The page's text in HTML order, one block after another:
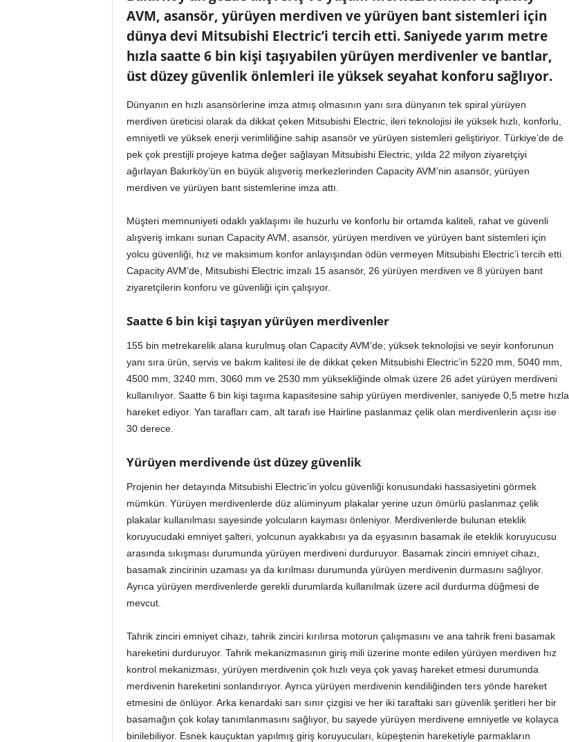
AVM, asansör, yürüyen merdiven ve yürüyen bant sistemleri için
dünya devi Mitsubishi Electric’i tercih etti. Saniyede yarım metre
hızla saatte 6 bin kişi taşıyabilen yürüyen merdivenler ve bantlar,
üst düzey güvenlik önlemleri ile yüksek seyahat konforu sağlıyor.
Dünyanın en hızlı asansörlerine imza atmış olmasının yanı sıra dünyanın tek spiral yürüyen
merdiven üreticisi olarak da dikkat çeken Mitsubishi Electric, ileri teknolojisi ile yüksek hızlı, konforlu,
emniyetli ve yüksek enerji verimliliğine sahip asansör ve yürüyen sistemleri geliştiriyor. Türkiye’de de
pek çok prestijli projeye katma değer sağlayan Mitsubishi Electric, yılda 22 milyon ziyaretçiyi
ağırlayan Bakırköy’ün en büyük alışveriş merkezlerinden Capacity AVM’nin asansör, yürüyen
merdiven ve yürüyen bant sistemlerine imza attı.
Müşteri memnuniyeti odaklı yaklaşımı ile huzurlu ve konforlu bir ortamda kaliteli, rahat ve güvenli
alışveriş imkanı sunan Capacity AVM, asansör, yürüyen merdiven ve yürüyen bant sistemleri için
yolcu güvenliği, hız ve maksimum konfor anlayışından ödün vermeyen Mitsubishi Electric’i tercih etti.
Capacity AVM’de, Mitsubishi Electric imzalı 15 asansör, 26 yürüyen merdiven ve 8 yürüyen bant
ziyaretçilerin konforu ve güvenliği için çalışıyor.
Saatte 6 bin kişi taşıyan yürüyen merdivenler
155 bin metrekarelik alana kurulmuş olan Capacity AVM’de; yüksek teknolojisi ve seyir konforunun
yanı sıra ürün, servis ve bakım kalitesi ile de dikkat çeken Mitsubishi Electric’in 5220 mm, 5040 mm,
4500 mm, 3240 mm, 3060 mm ve 2530 mm yüksekliğinde olmak üzere 26 adet yürüyen merdiveni
kullanılıyor. Saatte 6 bin kişi taşıma kapasitesine sahip yürüyen merdivenler, saniyede 0,5 metre hızla
hareket ediyor. Yan tarafları cam, alt tarafı ise Hairline paslanmaz çelik olan merdivenlerin açısı ise
30 derece.
Yürüyen merdivende üst düzey güvenlik
Projenin her detayında Mitsubishi Electric’in yolcu güvenliği konusundaki hassasiyetini görmek
mümkün. Yürüyen merdivenlerde düz alüminyum plakalar yerine uzun ömürlü paslanmaz çelik
plakalar kullanılması sayesinde yolcuların kayması önleniyor. Merdivenlerde bulunan eteklik
koruyucudaki emniyet şalteri, yolcunun ayakkabısı ya da eşyasının basamak ile eteklik koruyucusu
arasında sıkışması durumunda yürüyen merdiveni durduruyor. Basamak zinciri emniyet cihazı,
basamak zincirinin uzaması ya da kırılması durumunda yürüyen merdivenin durmasını sağlıyor.
Ayrıca yürüyen merdivenlerde gerekli durumlarda kullanılmak üzere acil durdurma düğmesi de
mevcut.
Tahrik zinciri emniyet cihazı, tahrik zinciri kırılırsa motorun çalışmasını ve ana tahrik freni basamak
hareketini durduruyor. Tahrik mekanizmasının giriş mili üzerine monte edilen yürüyen merdiven hız
kontrol mekanizması, yürüyen merdivenin çok hızlı veya çok yavaş hareket etmesi durumunda
merdivenin hareketini sonlandırıyor. Ayrıca yürüyen merdivenin kendiliğinden ters yönde hareket
etmesini de önlüyor. Arka kenardaki sarı sınır çizgisi ve her iki taraftaki sarı güvenlik şeritleri her bir
basamağın çok kolay tanımlanmasını sağlıyor, bu sayede yürüyen merdivene emniyetle ve kolayca
binilebiliyor. Esnek kauçuktan yapılmış giriş koruyucuları, küpeştenin hareketiyle parmakların